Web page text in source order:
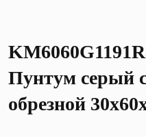
Пунтум серый
обрезной